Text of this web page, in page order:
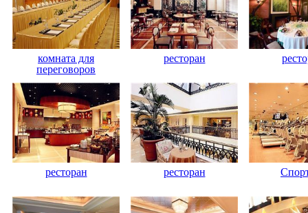
комната для
переговоров
ресторан
ресторан ресторан